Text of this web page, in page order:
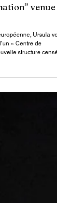
centre pour
venue